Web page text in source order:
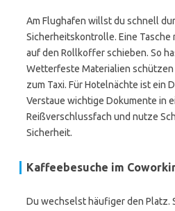
Am Flughafen willst du schnell
Sicherheitskontrolle. Eine Tasche
auf den Rollkoffer schieben. So
Wetterfeste Materialien schützen
zum Taxi. Für Hotelnächte ist ein
Verstaue wichtige Dokumente in
Reißverschlussfach und nutze
Sicherheit.
Kaffeebesuche im
Du wechselst häufiger den